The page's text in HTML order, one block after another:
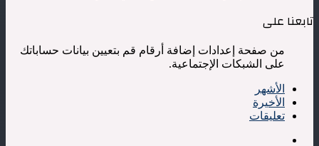
تابعنا على
من صفحة إعدادات إضافة أرقام قم بتعيين بيانات حساباتك
على الشبكات الإجتماعية.
الأشهر
الأخيرة
تعليقات